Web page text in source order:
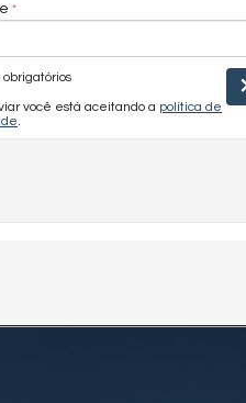
obrigatórios
você está aceitando a política de